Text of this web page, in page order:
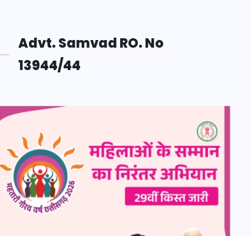
Advt. Samvad RO. No
13944/44